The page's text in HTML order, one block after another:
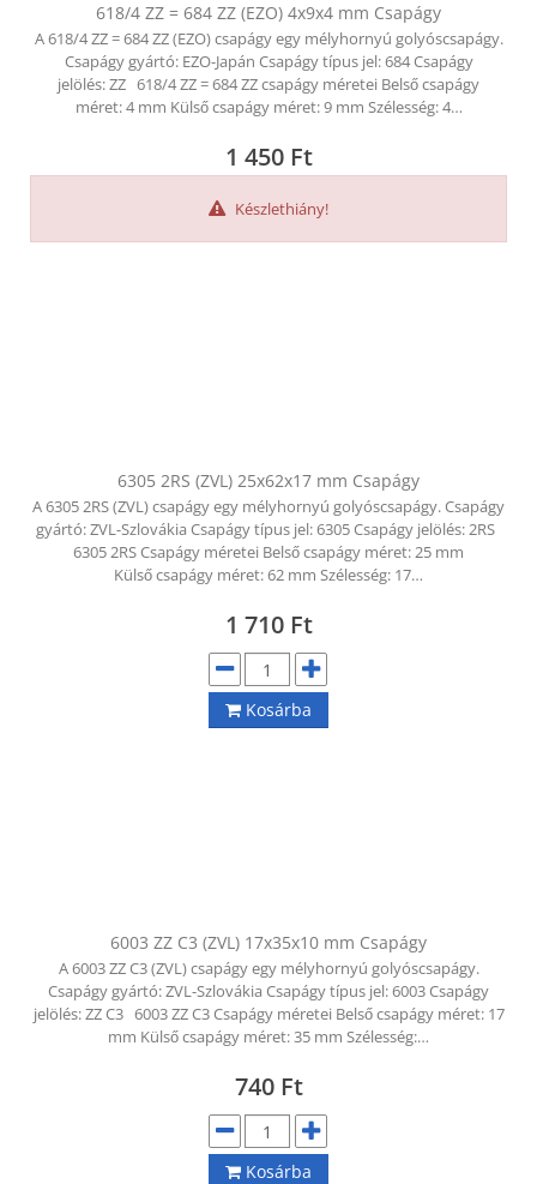
618/4 ZZ = 684 ZZ (EZO) 4x9x4 mm Csapágy
A 618/4 ZZ = 684 ZZ (EZO) csapágy egy mélyhornyú golyóscsapágy.
Csapágy gyártó: EZO-Japán Csapágy típus jel: 684 Csapágy
jelölés: ZZ 618/4 ZZ = 684 ZZ csapágy méretei Belső csapágy
méret: 4 mm Külső csapágy méret: 9 mm Szélesség: 4…
1 450 Ft
Készlethiány!
6305 2RS (ZVL) 25x62x17 mm Csapágy
A 6305 2RS (ZVL) csapágy egy mélyhornyú golyóscsapágy. Csapágy
gyártó: ZVL-Szlovákia Csapágy típus jel: 6305 Csapágy jelölés: 2RS
6305 2RS Csapágy méretei Belső csapágy méret: 25 mm
Külső csapágy méret: 62 mm Szélesség: 17…
1 710 Ft
Kosárba
6003 ZZ C3 (ZVL) 17x35x10 mm Csapágy
A 6003 ZZ C3 (ZVL) csapágy egy mélyhornyú golyóscsapágy.
Csapágy gyártó: ZVL-Szlovákia Csapágy típus jel: 6003 Csapágy
jelölés: ZZ C3 6003 ZZ C3 Csapágy méretei Belső csapágy méret: 17
mm Külső csapágy méret: 35 mm Szélesség:…
740 Ft
Kosárba